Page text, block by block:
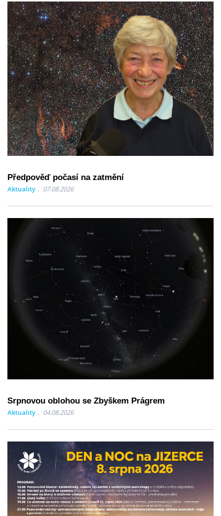
Předpověď počasí na zatmění
Aktuality 07.08.2026
Srpnovou oblohou se Zbyškem Prágrem
Aktuality 04.08.2026